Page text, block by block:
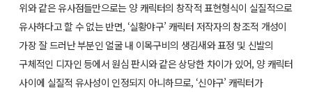
위와 같은 유사점들만으로는 양 캐릭터의 창작적 표현형식이 실질적으로
유사하다고 할 수 없는 반면, ‘실황야구’ 캐릭터 저작자의 창조적 개성이
가장 잘 드러난 부분인 얼굴 내 이목구비의 생김새와 표정 및 신발의
구체적인 디자인 등에서 원심 판시와 같은 상당한 차이가 있어, 양 캐릭터
사이에 실질적 유사성이 인정되지 아니하므로, ‘신야구’ 캐릭터가